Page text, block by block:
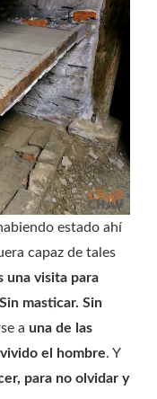
estado ahí
capaz de tales
una visita para
masticar. Sin
a una de las
el hombre. Y
para no olvidar y